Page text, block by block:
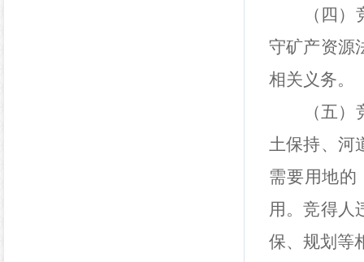
（四
守矿产资源
相关义务。
（五
土保持、河
需要用地的
用。竞得人
保、规划等